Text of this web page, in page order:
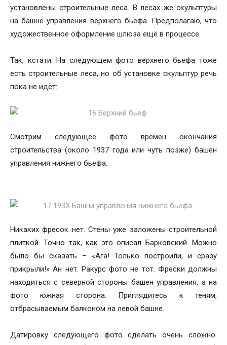
установлены строительные леса. В лесах же скульптуры
на башне управления верхнего бьефа. Предполагаю, что
художественное оформление шлюза ещё в процессе.
Так, кстати. На следующем фото верхнего бьефа тоже
есть строительные леса, но об установке скульптур речь
пока не идёт:
Смотрим следующее фото времён окончания
строительства (около 1937 года или чуть позже) башен
управления нижнего бьефа:
Никаких фресок нет. Cтены уже заложены строительной
плиткой. Точно так, как это описал Барковский. Можно
было бы сказать – «Ага! Только построили, и сразу
прикрыли!» Ан нет. Ракурс фото не тот. Фрески должны
находиться с северной стороны башен управления, а на
фото южная сторона. Приглядитесь к теням,
отбрасываемым балконом на левой башне.
Датировку следующего фото сделать очень сложно.